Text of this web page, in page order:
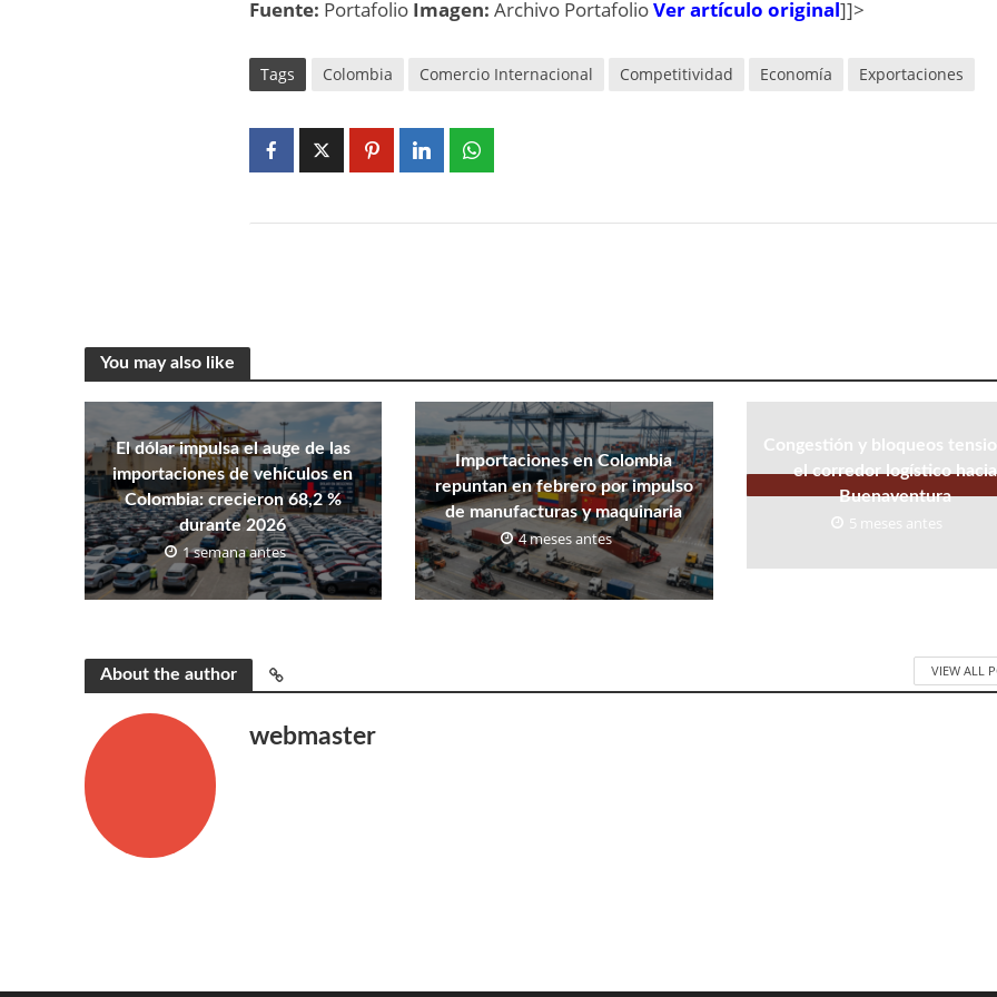
Fuente: Portafolio Imagen:Archivo PortafolioVer artículo original]]>
Tags Colombia Comercio Internacional Competitividad Economía Exportaciones
You may also like
El dólar impulsa el auge de las
importaciones de vehículos en
Colombia: crecieron 68,2 %
durante 2026
1 semana antes
Importaciones en Colombia
repuntan en febrero por impulso
de manufacturas y maquinaria
4 meses antes
Congestión y bloqueos
el corredor logístico hacia
Buenaventura
5 meses antes
About the author VIEW ALL
webmaster